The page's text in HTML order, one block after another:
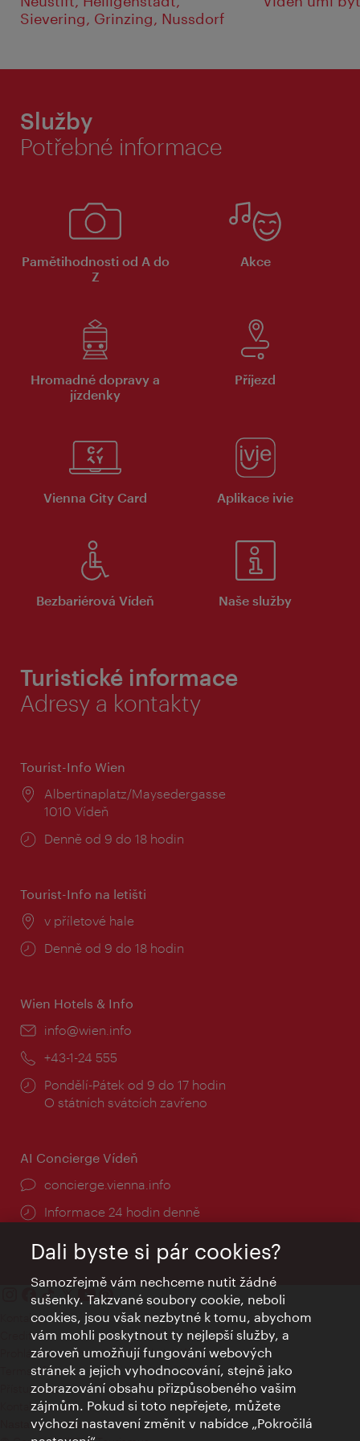
Sievering, Grinzing, Nussdorf
Služby
Potřebné informace
Pamětihodnosti od A do
Z
Akce
Hromadné dopravy a
jízdenky
Příjezd
Vienna City Card Aplikace ivie
Bezbariérová Vídeň Naše služby
Turistické informace
Adresy a kontakty
Tourist-Info Wien
Místo:
Albertinaplatz/Maysedergasse
1010 Vídeň
Provozní
Denně od 9 do 18 hodin
Tourist-Info na letišti
Místo:
v příletové hale
Provozní
Denně od 9 do 18 hodin
Wien Hotels & Info
E-
info@wien.info
Telefon:
+43-1-24 555
Provozní
doba:
Pondělí-Pátek od 9 do 17 hodin
O státních svátcích zavřeno
AI Concierge Vídeň
concierge.vienna.info
Informace 24 hodin denně
Kontakty
Credits
Prohlášení o ochraně osobních údajů
Terms of Use
Přístupnost
Kontakt pro tisk
Nastavení cookies
Dali byste si pár cookies?
Samozřejmě vám nechceme nutit žádné
sušenky. Takzvané soubory cookie, neboli
cookies, jsou však nezbytné k tomu, abychom
vám mohli poskytnout ty nejlepší služby, a
zároveň umožňují fungování webových
stránek a jejich vyhodnocování, stejně jako
zobrazování obsahu přizpůsobeného vašim
zájmům. Pokud si toto nepřejete, můžete
výchozí nastavení změnit v nabídce „Pokročilá